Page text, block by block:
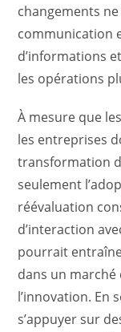
changements
communication
d’informations
les opérations
À mesure que
les entreprises
transformation
seulement
réévaluation
d’interaction
pourrait
dans un
l’innovation. En
s’appuyer sur